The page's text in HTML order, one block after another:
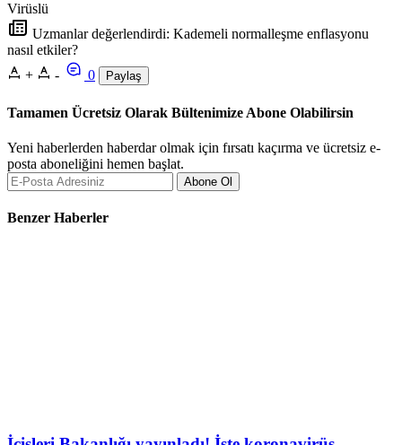
Virüslü
Uzmanlar değerlendirdi: Kademeli normalleşme enflasyonu
nasıl etkiler?
+
- 0 Paylaş
Tamamen Ücretsiz Olarak Bültenimize Abone Olabilirsin
Yeni haberlerden haberdar olmak için fırsatı kaçırma ve ücretsiz e-
posta aboneliğini hemen başlat.
Abone Ol
Benzer Haberler